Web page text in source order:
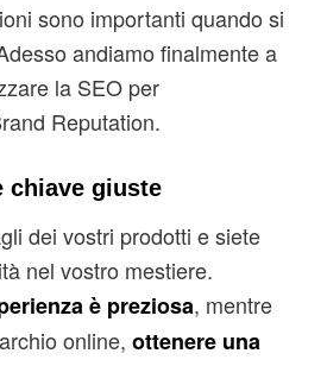
sono importanti quando si
andiamo finalmente a
la SEO per
Reputation.
chiave giuste
dei vostri prodotti e siete
nel vostro mestiere.
è preziosa, mentre
online, ottenere una